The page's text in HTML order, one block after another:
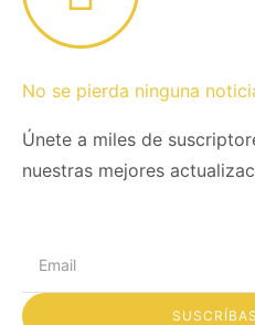
No se pierda ninguna
Únete a miles de
nuestras mejores